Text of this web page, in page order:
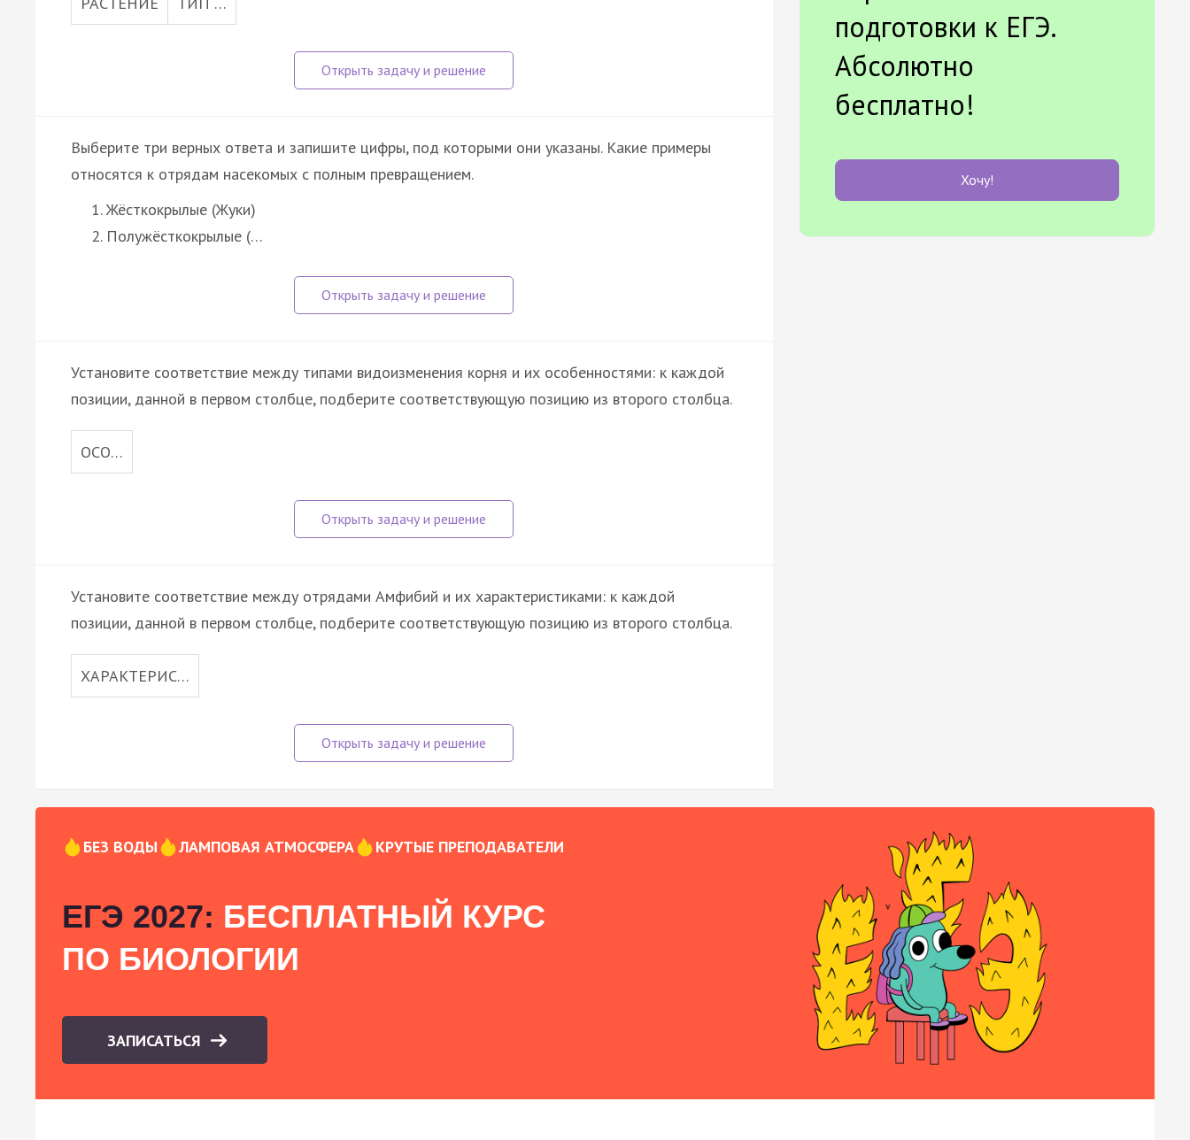
Выберите три верных ответа и запишите цифры, под которыми они указаны. Какие примеры
относятся к отрядам насекомых с полным превращением.
Жёсткокрылые (Жуки)
Полужёсткокрылые (…
Установите соответствие между типами видоизменения корня и их особенностями: к каждой
позиции, данной в первом столбце, подберите соответствующую позицию из второго столбца.
ОСО…
Установите соответствие между отрядами Амфибий и их характеристиками: к каждой
позиции, данной в первом столбце, подберите соответствующую позицию из второго столбца.
ХАРАКТЕРИС…
подготовки к ЕГЭ.
Абсолютно
бесплатно!
Хочу!
БЕЗ ВОДЫ ЛАМПОВАЯ АТМОСФЕРА КРУТЫЕ ПРЕПОДАВАТЕЛИ
ЕГЭ 2027: БЕСПЛАТНЫЙ КУРС
ПО БИОЛОГИИ
ЗАПИСАТЬСЯ